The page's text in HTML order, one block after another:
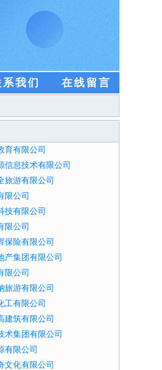
系我们 在线留言
育有限公司
信息技术有限公司
旅游有限公司
限公司
技有限公司
限公司
保险有限公司
产集团有限公司
限公司
旅游有限公司
工有限公司
建筑有限公司
术集团有限公司
有限公司
文化有限公司